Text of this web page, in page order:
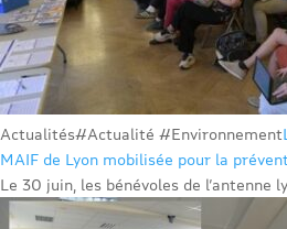
Actualités#Actualité #Environnement
MAIF de Lyon mobilisée pour la
Le 30 juin, les bénévoles de l’antenne